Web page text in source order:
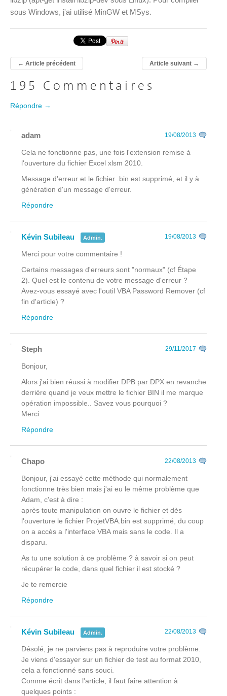
sous Windows, j'ai utilisé MinGW et MSys.
← Article précédent Article suivant→
195 Commentaires
Répondre →
adam 19/08/2013
Cela ne fonctionne pas, une fois l'extension remise à
l'ouverture du fichier Excel xlsm 2010.
Message d'erreur et le fichier .bin est supprimé, et il y à
génération d'un message d'erreur.
Répondre
Kévin Subileau Admin. 19/08/2013
Merci pour votre commentaire !
Certains messages d'erreurs sont "normaux" (cf Étape
2). Quel est le contenu de votre message d'erreur ?
Avez-vous essayé avec l'outil VBA Password Remover (cf
fin d'article) ?
Répondre
Steph 29/11/2017
Bonjour,
Alors j'ai bien réussi à modifier DPB par DPX en revanche
derrière quand je veux mettre le fichier BIN il me marque
opération impossible.. Savez vous pourquoi ?
Merci
Répondre
Chapo 22/08/2013
Bonjour, j'ai essayé cette méthode qui normalement
fonctionne très bien mais j'ai eu le même problème que
Adam, c'est à dire :
après toute manipulation on ouvre le fichier et dès
l'ouverture le fichier ProjetVBA.bin est supprimé, du coup
on a accès a l'interface VBA mais sans le code. Il a
disparu.
As tu une solution à ce problème ? à savoir si on peut
récupérer le code, dans quel fichier il est stocké ?
Je te remercie
Répondre
Kévin Subileau Admin. 22/08/2013
Désolé, je ne parviens pas à reproduire votre problème.
Je viens d'essayer sur un fichier de test au format 2010,
cela a fonctionné sans souci.
Comme écrit dans l'article, il faut faire attention à
quelques points :